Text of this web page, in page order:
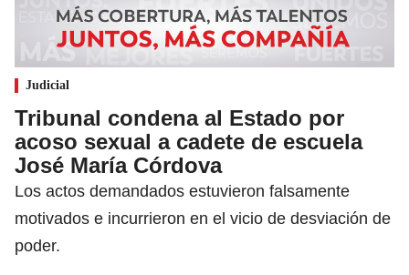
Judicial
Tribunal condena al Estado por
acoso sexual a cadete de escuela
José María Córdova
Los actos demandados estuvieron falsamente
motivados e incurrieron en el vicio de desviación de
poder.